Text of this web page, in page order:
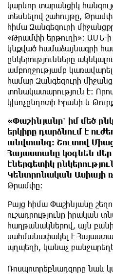
կարևոր տարանցիկ
տեսնելով շահույթը,
հիմա Զանգեզուրի
«Թրամփի երթուղի»։ ԱՄՆ-
կնքված համաձայնագրի
ընկերությունները
ամբողջությամբ
համար Զանգեզուրի
տոնակատարություն է։
կխոչընդոտի Իրանի և
«Փաշինյանը՝ իմ մեծ
երկիրը դարձնում է
անվտանգ։ Շուտով
Հայաստանը կօգնեն մեր
էներգետիկ
Կենտրոնական Ասիայի
Թրամփը։
Բայց հիմա Փաշինյանը
ուշադրությունը իրական
հաղթանակներով, այն
սահմանափակել է
պղպեղի, կանաչ
Ռոսպոտրեբնադզորը նաև